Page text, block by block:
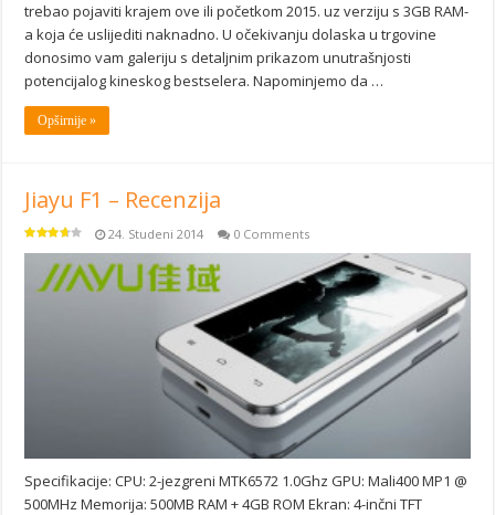
trebao pojaviti krajem ove ili početkom 2015. uz verziju s 3GB RAM-
a koja će uslijediti naknadno. U očekivanju dolaska u trgovine
donosimo vam galeriju s detaljnim prikazom unutrašnjosti
potencijalog kineskog bestselera. Napominjemo da …
Opširnije »
Jiayu F1 – Recenzija
24. Studeni 2014 0 Comments
Specifikacije: CPU: 2-jezgreni MTK6572 1.0Ghz GPU: Mali400 MP1 @
500MHz Memorija: 500MB RAM + 4GB ROM Ekran: 4-inčni TFT